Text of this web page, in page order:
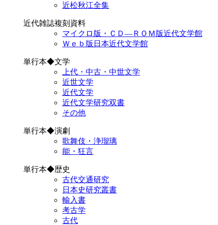
近松秋江全集
近代雑誌複刻資料
マイクロ版・ＣＤ―ＲＯＭ版近代文学館
Ｗｅｂ版日本近代文学館
単行本◆文学
上代・中古・中世文学
近世文学
近代文学
近代文学研究双書
その他
単行本◆演劇
歌舞伎・浄瑠璃
能・狂言
単行本◆歴史
古代交通研究
日本史研究叢書
輸入書
考古学
古代